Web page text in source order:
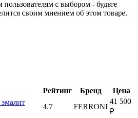
с выбором - будьте
своим мнением об этом товаре.
Рейтинг Бренд
Цена
4.7 FERRONI
41 500
₽